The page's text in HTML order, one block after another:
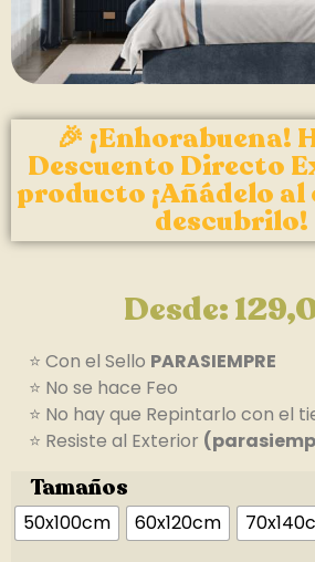
🎉 ¡Enhorabuena!
Descuento Directo
producto ¡Añádelo
descubrilo!
Desde:
⭐ Con el Sello PARASIEMPRE
⭐ No se hace Feo
⭐ No hay que Repintarlo con el
⭐ Resiste al Exterior
Tamaños
50x100cm 60x120cm